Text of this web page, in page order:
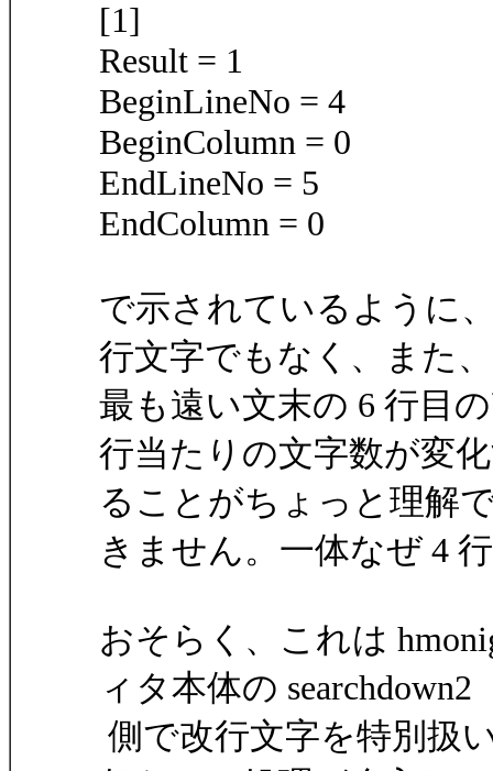
[1]
Result = 1
BeginLineNo = 4
BeginColumn = 0
EndLineNo = 5
EndColumn = 0
で示されているように
行文字でもなく、また、
最も遠い文末の 6 行目
行当たりの文字数が変
ることがちょっと理解
きません。一体なぜ 4
おそらく、これは
ィタ本体の searchdown2
側で改行文字を特別扱